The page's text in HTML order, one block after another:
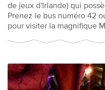
de jeux d'Irlande) qui
Prenez le bus numéro 42
pour visiter la magnifique